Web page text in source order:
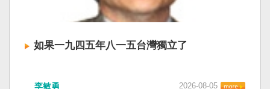
如果一九四五年八一五台灣獨立了
李敏勇 2026-08-05